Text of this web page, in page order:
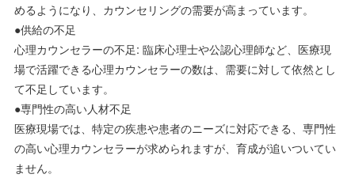
めるようになり、カウンセリングの需要が高まっています。
●供給の不足
心理カウンセラーの不足: 臨床心理士や公認心理師など、医療現
場で活躍できる心理カウンセラーの数は、需要に対して依然とし
て不足しています。
●専門性の高い人材不足
医療現場では、特定の疾患や患者のニーズに対応できる、専門性
の高い心理カウンセラーが求められますが、育成が追いついてい
ません。